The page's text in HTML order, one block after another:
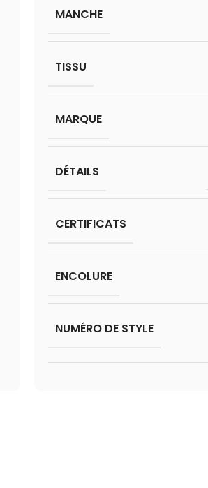
MANCHE
TISSU
MARQUE
DÉTAILS
CERTIFICATS
ENCOLURE
NUMÉRO DE STYLE